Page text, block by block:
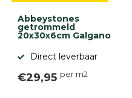
Abbeystones
getrommeld
20x30x6cm Galgano
Direct leverbaar
€29,95 per m2